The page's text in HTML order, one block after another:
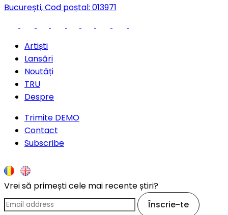
București, Cod poștal: 013971
Artiști
Lansări
Noutăți
TRU
Despre
Trimite DEMO
Contact
Subscribe
Vrei să primești cele mai recente știri?
Înscrie-te